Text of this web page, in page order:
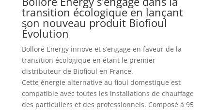
transition écologique en lançant
son nouveau produit Biofioul
Évolution
Bolloré Energy innove et s’engage en faveur de la
transition écologique en étant le premier
distributeur de Biofioul en France.
Cette énergie alternative au fioul domestique est
compatible avec toutes les installations de chauffage
des particuliers et des professionnels. Composé à 95